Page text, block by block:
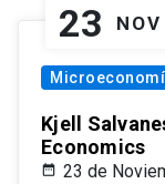
23 NOV
Kjell
Economics
23 de